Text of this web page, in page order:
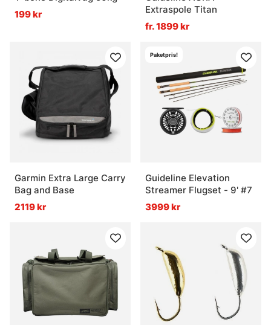
199 kr
Extraspole Titan
fr. 1899 kr
Garmin Extra Large Carry
Bag and Base
2119 kr
Paketpris!
Guideline Elevation
Streamer Flugset - 9' #7
3999 kr